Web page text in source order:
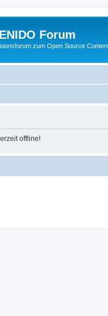
Forum
zum Open Source
offline!